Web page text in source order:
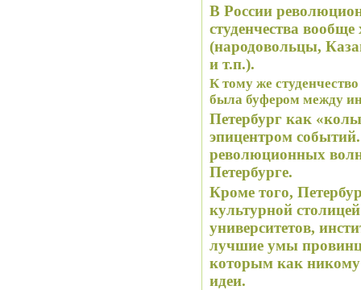
В России
студенчества
(народовольцы,
и т.п.).
К тому же
была буфером между
Петербург как
эпицентром
революционных
Петербурге.
Кроме того,
культурной
университетов,
лучшие умы провинций и
которым как
идеи.